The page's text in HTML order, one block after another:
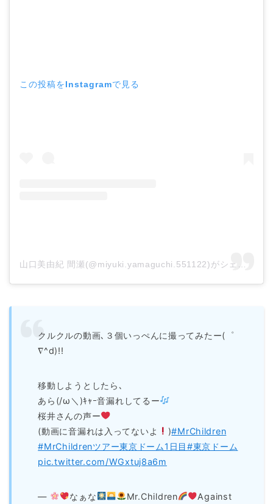
この投稿をInstagramで見る
クルクルの動画､３個いっぺんに撮ってみたー(゜
∇^d)!!
移動しようとしたら､
あら(/ω＼)ｷｬｰ音漏れしてるー
桜井さんの声ー
(動画に音漏れは入ってないよ
)#MrChildren
#MrChildrenツアー東京ドーム1日目#東京ドーム
pic.twitter.com/WGxtuj8a6m
— なぁな Mr.Children Against